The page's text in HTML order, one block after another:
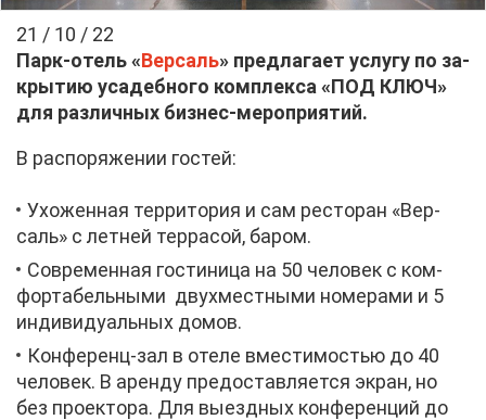
21 / 10 / 22
Парк-отель «Вер­саль» пред­ла­га­ет услу­гу по за­
кры­тию уса­деб­но­го ком­плек­са «ПОД КЛЮЧ»
для раз­лич­ных биз­нес-ме­ро­при­я­тий.
В рас­по­ря­же­нии го­стей:
Ухо­жен­ная тер­ри­то­рия и сам ре­сто­ран «Вер­
саль» с лет­ней тер­ра­сой, ба­ром.
Со­вре­мен­ная го­сти­ни­ца на 50 че­ло­век с ком­
фор­та­бель­ны­ми двух­мест­ны­ми но­ме­ра­ми и 5
ин­ди­ви­ду­аль­ных до­мов.
Кон­фе­ренц-зал в оте­ле вме­сти­мо­стью до 40
че­ло­век. В арен­ду предо­став­ля­ет­ся экран, но
без про­ек­то­ра. Для вы­езд­ных кон­фе­рен­ций до